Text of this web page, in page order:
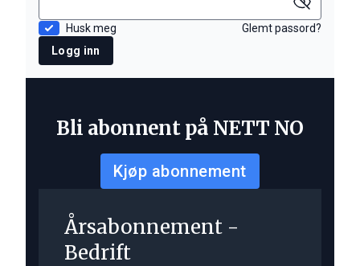
Husk meg
Glemt passord?
Logg inn
Bli abonnent på NETT NO
Kjøp abonnement
Årsabonnement -
Bedrift